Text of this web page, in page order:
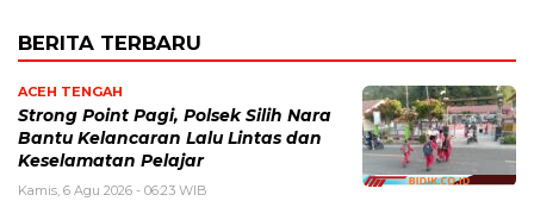
BERITA TERBARU
ACEH TENGAH
Strong Point Pagi, Polsek Silih Nara
Bantu Kelancaran Lalu Lintas dan
Keselamatan Pelajar
Kamis, 6 Agu 2026 - 06:23 WIB